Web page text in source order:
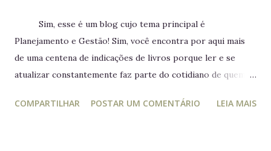
Sim, esse é um blog cujo tema principal é
Planejamento e Gestão! Sim, você encontra por aqui mais
de uma centena de indicações de livros porque ler e se
atualizar constantemente faz parte do cotidiano de quem
planejamento e gestão a leitura e atualização frequente é
COMPARTILHAR POSTAR UM COMENTÁRIO LEIA MAIS